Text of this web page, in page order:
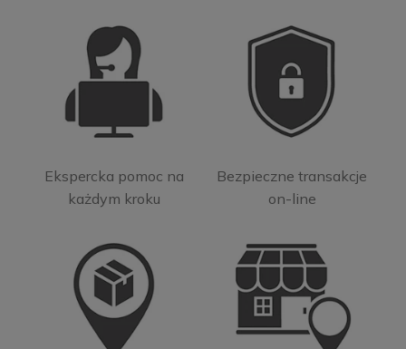
Ekspercka pomoc na
każdym kroku
Bezpieczne transakcje
on-line